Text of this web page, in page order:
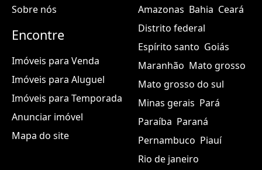
Sobre nós
Encontre
Imóveis para Venda
Imóveis para Aluguel
Imóveis para Temporada
Anunciar imóvel
Mapa do site
Amazonas Bahia Ceará
Distrito federal
Espírito santo Goiás
Maranhão Mato grosso
Mato grosso do sul
Minas gerais Pará
Paraíba Paraná
Pernambuco Piauí
Rio de janeiro